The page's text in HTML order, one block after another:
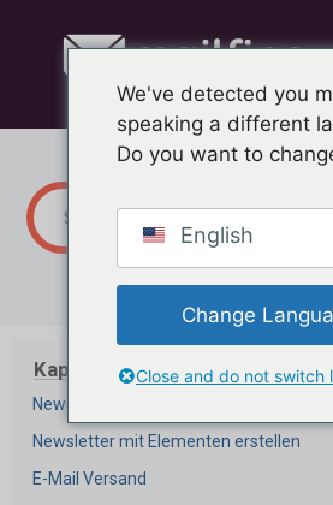
springen
Kapitel
Newsletter Editor
Newsletter mit Elementen erstellen
E-Mail Versand
We've detected you
speaking a different
Do you want to
English
Change
Close and do not switch